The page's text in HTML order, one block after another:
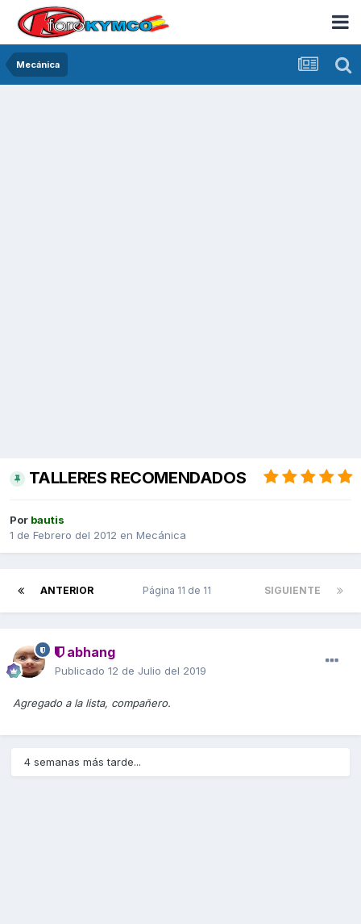
Mecánica
TALLERES RECOMENDADOS
Por bautis
1 de Febrero del 2012 en Mecánica
ANTERIOR SIGUIENTE
Página 11 de 11
abhang
Publicado 12 de Julio del 2019
Agregado a la lista, compañero.
4 semanas más tarde...